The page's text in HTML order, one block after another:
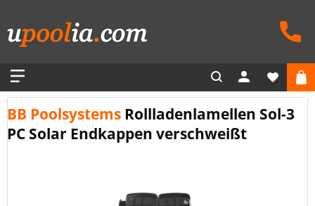
BB Poolsystems Rollladenlamellen Sol-3
PC Solar Endkappen verschweißt